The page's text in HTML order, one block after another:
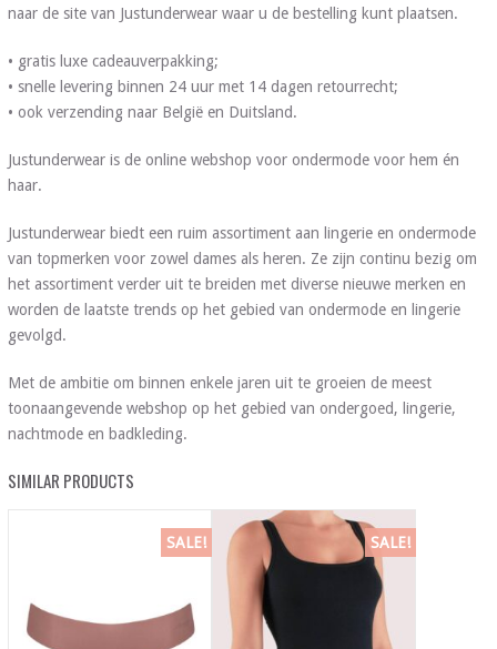
naar de site van Justunderwear waar u de bestelling kunt plaatsen.
• gratis luxe cadeauverpakking;
• snelle levering binnen 24 uur met 14 dagen retourrecht;
• ook verzending naar België en Duitsland.
Justunderwear is de online webshop voor ondermode voor hem én
haar.
Justunderwear biedt een ruim assortiment aan lingerie en ondermode
van topmerken voor zowel dames als heren. Ze zijn continu bezig om
het assortiment verder uit te breiden met diverse nieuwe merken en
worden de laatste trends op het gebied van ondermode en lingerie
gevolgd.
Met de ambitie om binnen enkele jaren uit te groeien de meest
toonaangevende webshop op het gebied van ondergoed, lingerie,
nachtmode en badkleding.
SIMILAR PRODUCTS
SALE! SALE!